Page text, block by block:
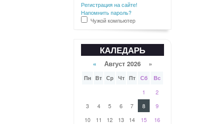
Регистрация на сайте!
Напомнить пароль?
Чужой компьютер
КАЛЕДАРЬ
« Август 2026 »
Пн Вт Ср Чт Пт Сб Вс
1
2
3
4 5 6 7 8
9
10
11 12 13 14 15
16